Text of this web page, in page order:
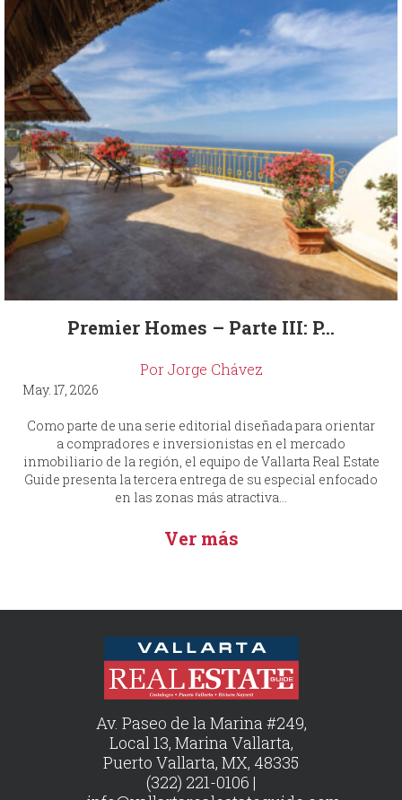
Premier Homes – Parte III: P...
Por Jorge Chávez
May. 17, 2026
Como parte de una serie editorial diseñada para orientar
a compradores e inversionistas en el mercado
inmobiliario de la región, el equipo de Vallarta Real Estate
Guide presenta la tercera entrega de su especial enfocado
en las zonas más atractiva...
Ver más
Av. Paseo de la Marina #249,
Local 13, Marina Vallarta,
Puerto Vallarta, MX, 48335
(322) 221-0106 |